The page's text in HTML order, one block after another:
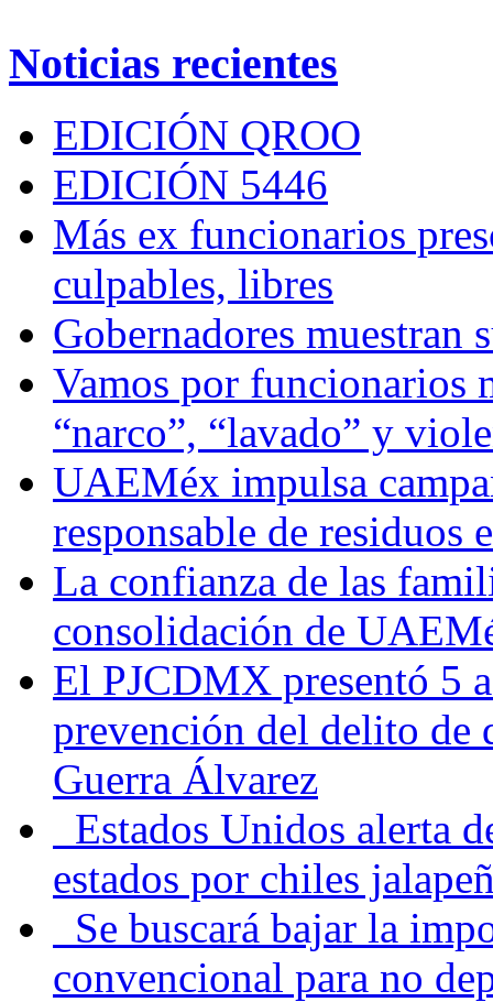
Noticias recientes
EDICIÓN QROO
EDICIÓN 5446
Más ex funcionarios
culpables, libres
Gobernadores muestran
Vamos por funcionarios
“narco”, “lavado” y
UAEMéx impulsa
responsable de residuos
La confianza de las
consolidación de
El PJCDMX presentó 5
prevención del delito de
Guerra Álvarez
Estados Unidos alerta
estados por chiles
Se buscará bajar la
convencional para no